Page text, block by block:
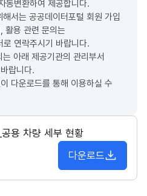
동변환하여 제공합니다.
서는 공공데이터포털 회원 가입
활용 관련 문의는
연락주시기 바랍니다.
아래 제공기관의 관리부서
랍니다.
다운로드를 통해 이용하실 수
용 차량 세부 현황
다운로드